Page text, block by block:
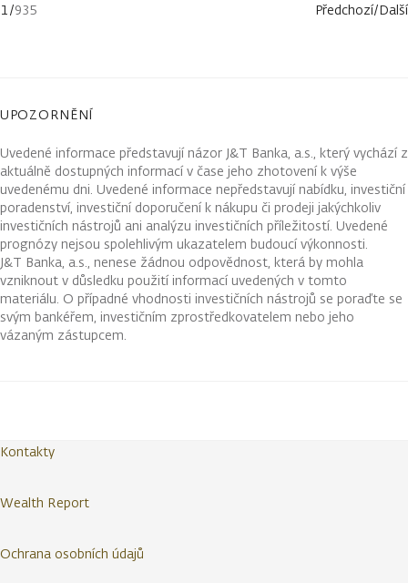
1/935 Předchozí/Další
UPOZORNĚNÍ
Uvedené informace představují názor J&T Banka, a.s., který vychází z
aktuálně dostupných informací v čase jeho zhotovení k výše
uvedenému dni. Uvedené informace nepředstavují nabídku, investiční
poradenství, investiční doporučení k nákupu či prodeji jakýchkoliv
investičních nástrojů ani analýzu investičních příležitostí. Uvedené
prognózy nejsou spolehlivým ukazatelem budoucí výkonnosti.
J&T Banka, a.s., nenese žádnou odpovědnost, která by mohla
vzniknout v důsledku použití informací uvedených v tomto
materiálu. O případné vhodnosti investičních nástrojů se poraďte se
svým bankéřem, investičním zprostředkovatelem nebo jeho
vázaným zástupcem.
Kontakty
Wealth Report
Ochrana osobních údajů